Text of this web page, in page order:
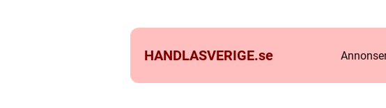
HANDLASVERIGE.se